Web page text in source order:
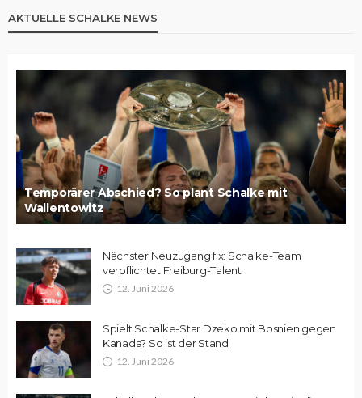
AKTUELLE SCHALKE NEWS
Temporärer Abschied? So plant Schalke mit
Wallentowitz
Nächster Neuzugang fix: Schalke-Team
verpflichtet Freiburg-Talent
12. Juni 2026
Spielt Schalke-Star Dzeko mit Bosnien gegen
Kanada? So ist der Stand
12. Juni 2026